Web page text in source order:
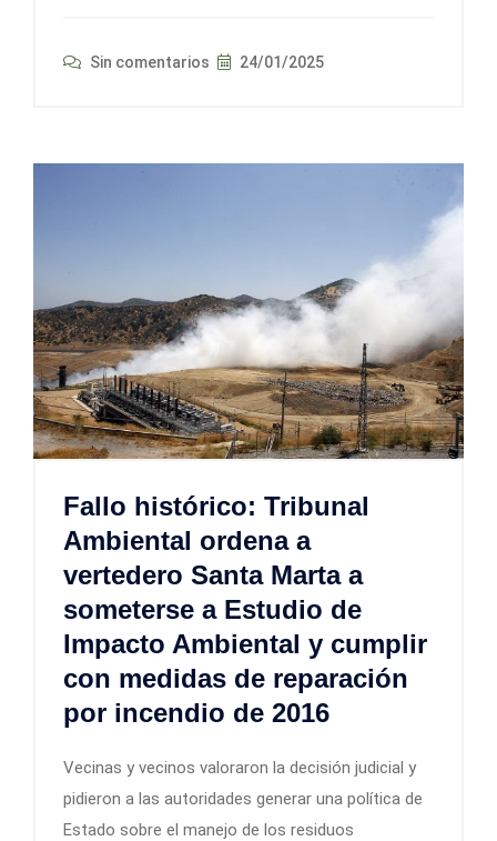
Sin comentarios 24/01/2025
Fallo histórico: Tribunal
Ambiental ordena a
vertedero Santa Marta a
someterse a Estudio de
Impacto Ambiental y cumplir
con medidas de reparación
por incendio de 2016
Vecinas y vecinos valoraron la decisión judicial y
pidieron a las autoridades generar una política de
Estado sobre el manejo de los residuos